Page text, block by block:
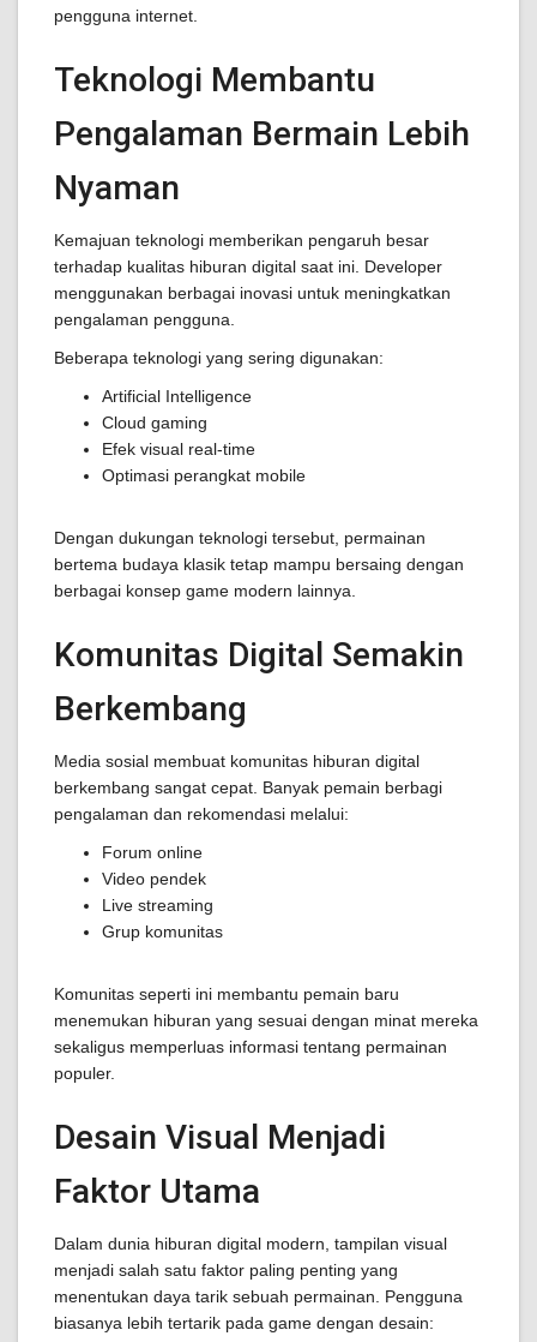
pengguna internet.
Teknologi Membantu
Pengalaman Bermain Lebih
Nyaman
Kemajuan teknologi memberikan pengaruh besar
terhadap kualitas hiburan digital saat ini. Developer
menggunakan berbagai inovasi untuk meningkatkan
pengalaman pengguna.
Beberapa teknologi yang sering digunakan:
Artificial Intelligence
Cloud gaming
Efek visual real-time
Optimasi perangkat mobile
Dengan dukungan teknologi tersebut, permainan
bertema budaya klasik tetap mampu bersaing dengan
berbagai konsep game modern lainnya.
Komunitas Digital Semakin
Berkembang
Media sosial membuat komunitas hiburan digital
berkembang sangat cepat. Banyak pemain berbagi
pengalaman dan rekomendasi melalui:
Forum online
Video pendek
Live streaming
Grup komunitas
Komunitas seperti ini membantu pemain baru
menemukan hiburan yang sesuai dengan minat mereka
sekaligus memperluas informasi tentang permainan
populer.
Desain Visual Menjadi
Faktor Utama
Dalam dunia hiburan digital modern, tampilan visual
menjadi salah satu faktor paling penting yang
menentukan daya tarik sebuah permainan. Pengguna
biasanya lebih tertarik pada game dengan desain: